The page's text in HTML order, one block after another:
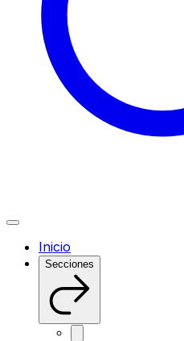
Inicio
Secciones